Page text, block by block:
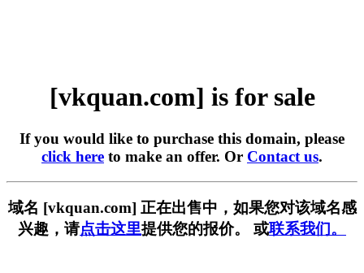
[vkquan.com] is for sale
If you would like to purchase this domain, please
click here to make an offer. Or Contact us.
域名 [vkquan.com] 正在出售中，如果您对该域名感
兴趣，请点击这里提供您的报价。 或联系我们。